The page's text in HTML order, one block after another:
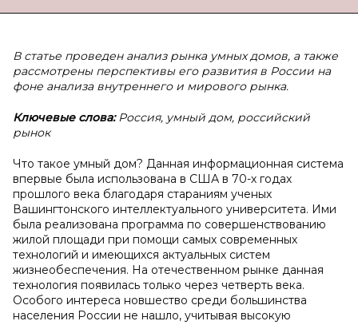
В статье проведен анализ рынка умных домов, а также
рассмотрены перспективы его развития в России на
фоне анализа внутреннего и мирового рынка.
Ключевые слова:Россия, умный дом, российский
рынок
Что такое умный дом? Данная информационная система
впервые была использована в США в 70-х годах
прошлого века благодаря стараниям ученых
Вашингтонского интеллектуального университета. Ими
была реализована программа по совершенствованию
жилой площади при помощи самых современных
технологий и имеющихся актуальных систем
жизнеобеспечения. На отечественном рынке данная
технология появилась только через четверть века.
Особого интереса новшество среди большинства
населения России не нашло, учитывая высокую